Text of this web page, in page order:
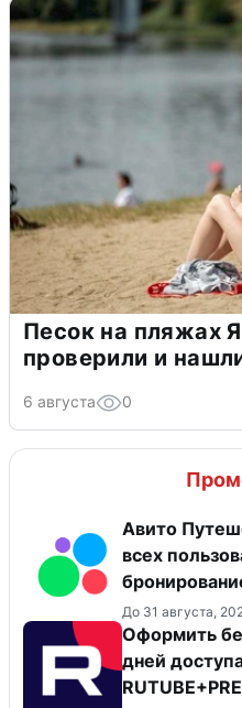
Песок на пляжах
проверили и
6 августа 0
Авито
всех
До 31 августа,
Оформить
дней